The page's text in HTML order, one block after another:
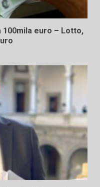
euro – Lotto,